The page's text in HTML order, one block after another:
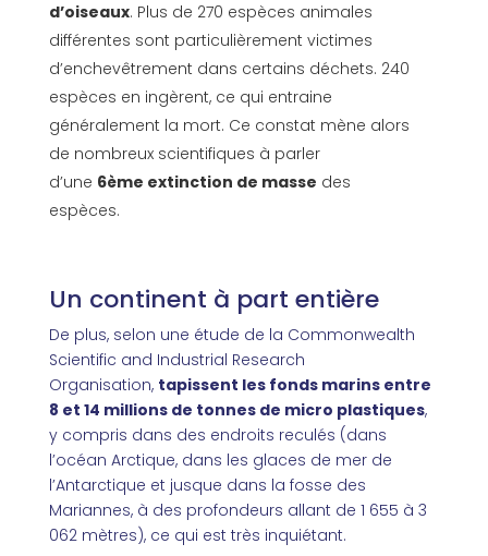
d’oiseaux. Plus de 270 espèces animales
différentes sont particulièrement victimes
d’enchevêtrement dans certains déchets. 240
espèces en ingèrent, ce qui entraine
généralement la mort. Ce constat mène alors
de nombreux scientifiques à parler
d’une 6ème extinction de masse des
espèces.
Un continent à part entière
De plus, selon une étude de la Commonwealth
Scientific and Industrial Research
Organisation, tapissent les fonds marins entre
8 et 14 millions de tonnes de micro plastiques,
y compris dans des endroits reculés (dans
l’océan Arctique, dans les glaces de mer de
l’Antarctique et jusque dans la fosse des
Mariannes, à des profondeurs allant de 1 655 à 3
062 mètres), ce qui est très inquiétant.